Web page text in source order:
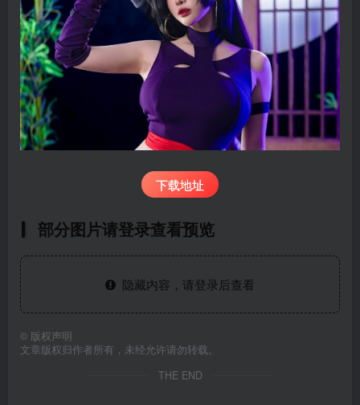
下载地址
部分图片请登录查看预览
隐藏内容，请登录后查看
© 版权声明
文章版权归作者所有，未经允许请勿转载。
THE END